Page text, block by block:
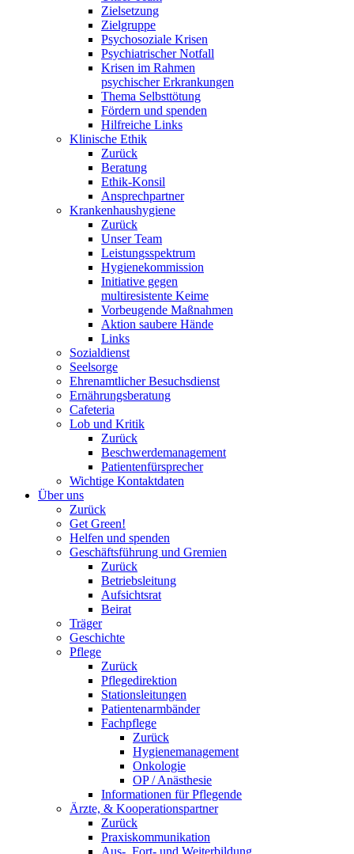
Zielsetzung
Zielgruppe
Psychosoziale Krisen
Psychiatrischer Notfall
Krisen im Rahmen
psychischer Erkrankungen
Thema Selbsttötung
Fördern und spenden
Hilfreiche Links
Klinische Ethik
Zurück
Beratung
Ethik-Konsil
Ansprechpartner
Krankenhaushygiene
Zurück
Unser Team
Leistungsspektrum
Hygienekommission
Initiative gegen
multiresistente Keime
Vorbeugende Maßnahmen
Aktion saubere Hände
Links
Sozialdienst
Seelsorge
Ehrenamtlicher Besuchsdienst
Ernährungsberatung
Cafeteria
Lob und Kritik
Zurück
Beschwerdemanagement
Patientenfürsprecher
Wichtige Kontaktdaten
Über uns
Zurück
Get Green!
Helfen und spenden
Geschäftsführung und Gremien
Zurück
Betriebsleitung
Aufsichtsrat
Beirat
Träger
Geschichte
Pflege
Zurück
Pflegedirektion
Stationsleitungen
Patientenarmbänder
Fachpflege
Zurück
Hygienemanagement
Onkologie
OP / Anästhesie
Informationen für Pflegende
Ärzte, & Kooperationspartner
Zurück
Praxiskommunikation
Aus-, Fort- und Weiterbildung